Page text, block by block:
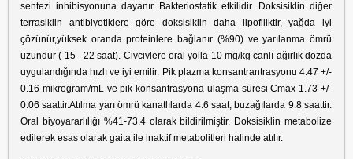
sentezi inhibisyonuna dayanır. Bakteriostatik etkilidir. Doksisiklin diğer
terrasiklin antibiyotiklere göre doksisiklin daha lipofiliktir, yağda iyi
çözünür,yüksek oranda proteinlere bağlanır (%90) ve yarılanma ömrü
uzundur ( 15 –22 saat). Civcivlere oral yolla 10 mg/kg canlı ağırlık dozda
uygulandığında hızlı ve iyi emilir. Pik plazma konsantrantrasyonu 4.47 +/-
0.16 mikrogram/mL ve pik konsantrasyona ulaşma süresi Cmax 1.73 +/-
0.06 saattir.Atılma yarı ömrü kanatlılarda 4.6 saat, buzağılarda 9.8 saattir.
Oral biyoyararlılığı %41-73.4 olarak bildirilmiştir. Doksisiklin metabolize
edilerek esas olarak gaita ile inaktif metabolitleri halinde atılır.